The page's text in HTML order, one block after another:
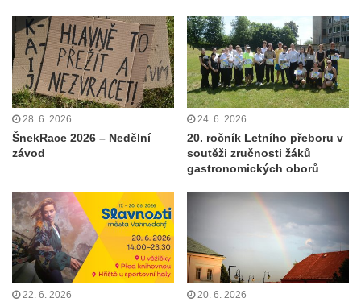
28. 6. 2026
ŠnekRace 2026 – Nedělní
závod
24. 6. 2026
20. ročník Letního přeboru v
soutěži zručnosti žáků
gastronomických oborů
22. 6. 2026 20. 6. 2026